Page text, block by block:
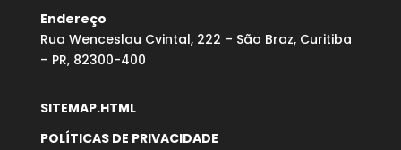
Endereço
Rua Wenceslau Cvintal, 222 – São Braz, Curitiba
– PR, 82300-400
SITEMAP.HTML
POLÍTICAS DE PRIVACIDADE